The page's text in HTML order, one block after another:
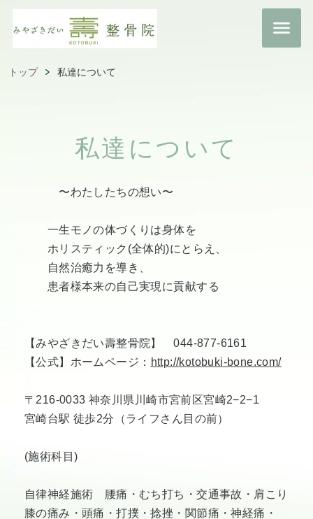
トップ 私達について
私達について
〜わたしたちの想い〜
一生モノの体づくりは身体を
ホリスティック(全体的)にとらえ、
自然治癒力を導き、
患者様本来の自己実現に貢献する
【みやざきだい壽整骨院】 044-877-6161
【公式】ホームページ： http://kotobuki-bone.com/
〒216-0033 神奈川県川崎市宮前区宮崎2−2−1
宮崎台駅 徒歩2分（ライフさん目の前）
(施術科目)
自律神経施術 腰痛・むち打ち・交通事故・肩こり
膝の痛み・頭痛・打撲・捻挫・関節痛・神経痛・